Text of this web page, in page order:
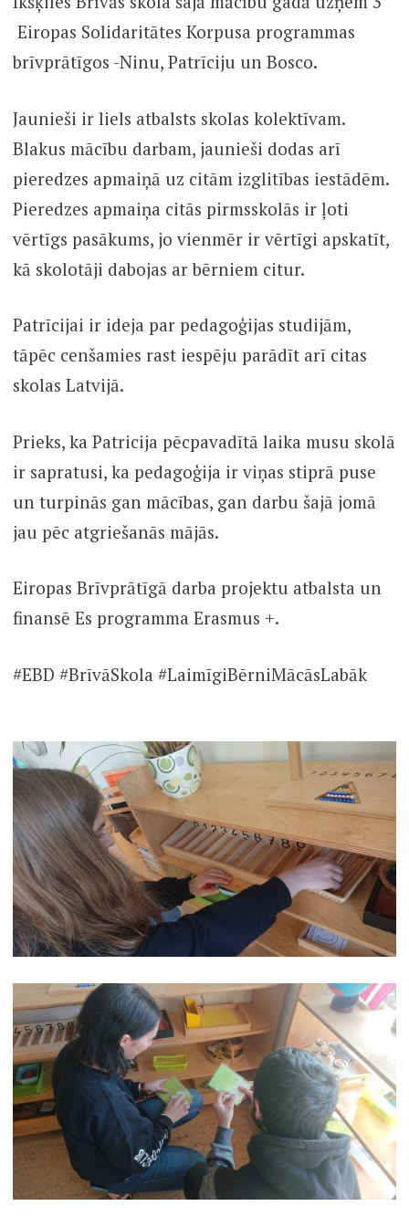
Eiropas Solidaritātes Korpusa programmas
brīvprātīgos -Ninu, Patrīciju un Bosco.
Jaunieši ir liels atbalsts skolas kolektīvam.
Blakus mācību darbam, jaunieši dodas arī
pieredzes apmaiņā uz citām izglitības iestādēm.
Pieredzes apmaiņa citās pirmsskolās ir ļoti
vērtīgs pasākums, jo vienmēr ir vērtīgi apskatīt,
kā skolotāji dabojas ar bērniem citur.
Patrīcijai ir ideja par pedagoģijas studijām,
tāpēc cenšamies rast iespēju parādīt arī citas
skolas Latvijā.
Prieks, ka Patricija pēcpavadītā laika musu skolā
ir sapratusi, ka pedagoģija ir viņas stiprā puse
un turpinās gan mācības, gan darbu šajā jomā
jau pēc atgriešanās mājās.
Eiropas Brīvprātīgā darba projektu atbalsta un
finansē Es programma Erasmus +.
#EBD #BrīvāSkola #LaimīgiBērniMācāsLabāk